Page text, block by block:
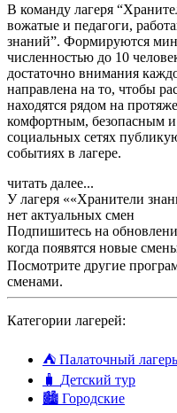
В команду лагеря
вожатые и педагоги,
знаний”. Формируются
численностью до 10
достаточно внимания
направлена на то, чтобы
находятся рядом на
комфортным, безопасным
социальных сетях
событиях в лагере.
читать далее...
У лагеря ««Хранители
нет актуальных смен
Подпишитесь на
когда появятся новые
Посмотрите другие
сменами.
Категории лагерей:
⛺ Палаточный лагерь
🧳 Детский тур
🏙️ Городские